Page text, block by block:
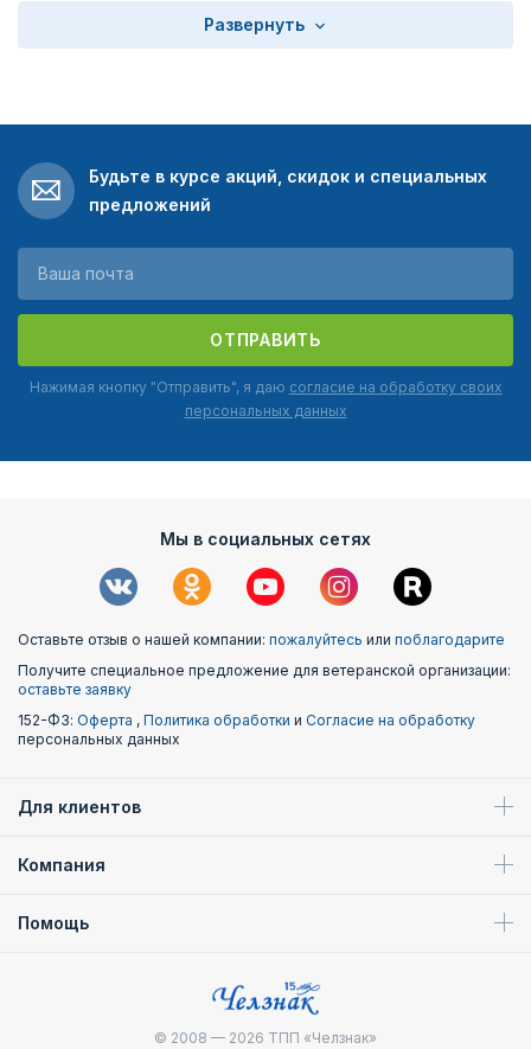
Развернуть
Будьте в курсе акций, скидок и специальных
предложений
ОТПРАВИТЬ
Нажимая кнопку "Отправить", я даю согласие на обработку своих
персональных данных
Мы в социальных сетях
Оставьте отзыв о нашей компании: пожалуйтесь или поблагодарите
Получите специальное предложение для ветеранской организации:
оставьте заявку
152-ФЗ: Оферта , Политика обработки и Согласие на обработку
персональных данных
Для клиентов
Компания
Помощь
© 2008 — 2026 ТПП «Челзнак»